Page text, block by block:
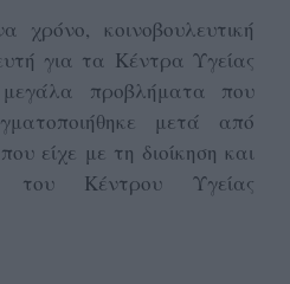
κοινοβουλευτική
για τα Κέντρα Υγείας
προβλήματα που
μετά από
είχε με τη διοίκηση και
του Κέντρου Υγείας